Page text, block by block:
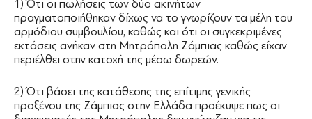
1) Ότι οι πωλήσεις των δύο ακινήτων
πραγματοποιήθηκαν δίχως να το γνωρίζουν τα μέλη του
αρμόδιου συμβουλίου, καθώς και ότι οι συγκεκριμένες
εκτάσεις ανήκαν στη Μητρόπολη Ζάμπιας καθώς είχαν
περιέλθει στην κατοχή της μέσω δωρεών.
2) Ότι βάσει της κατάθεσης της επίτιμης γενικής
προξένου της Ζάμπιας στην Ελλάδα προέκυψε πως οι